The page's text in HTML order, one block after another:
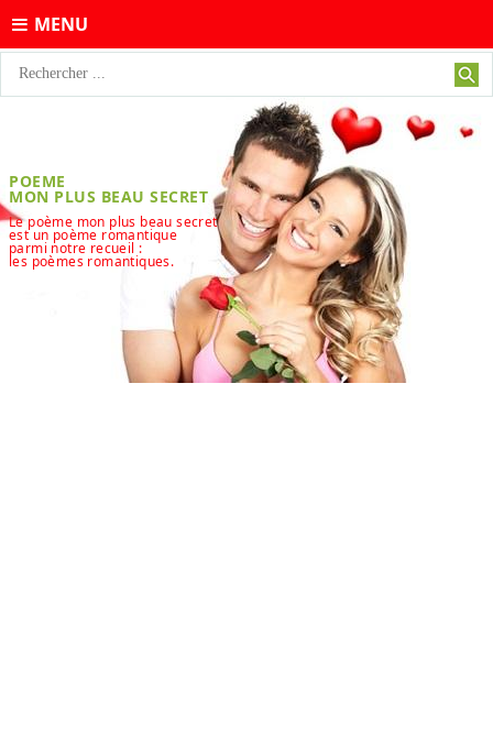
MENU
POEME
MON PLUS BEAU SECRET
Le poème mon plus beau secret
est un poème romantique
parmi notre recueil :
les poèmes romantiques.